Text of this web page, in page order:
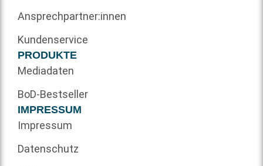
Ansprechpartner:innen
Kundenservice
PRODUKTE
Mediadaten
BoD-Bestseller
IMPRESSUM
Impressum
Datenschutz